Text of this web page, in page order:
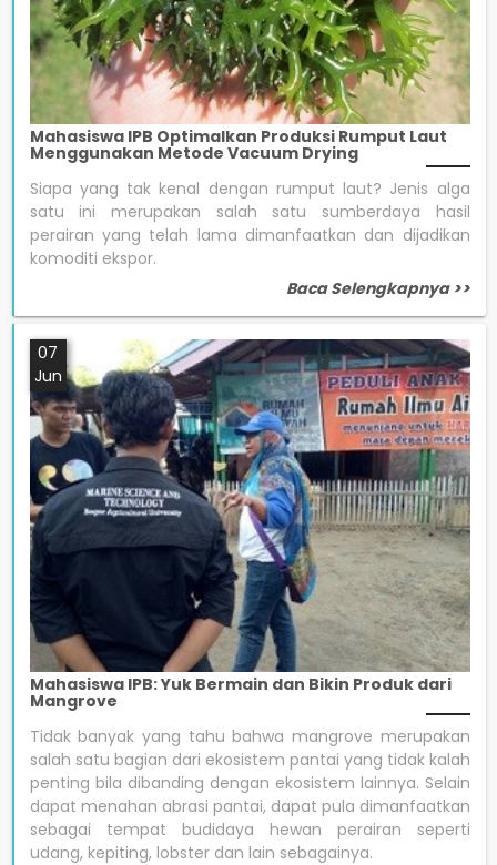
Mahasiswa IPB Optimalkan Produksi Rumput Laut
Menggunakan Metode Vacuum Drying
Siapa yang tak kenal dengan rumput laut? Jenis alga
satu ini merupakan salah satu sumberdaya hasil
perairan yang telah lama dimanfaatkan dan dijadikan
komoditi ekspor.
Baca Selengkapnya >>
07
Jun
Mahasiswa IPB: Yuk Bermain dan Bikin Produk dari
Mangrove
Tidak banyak yang tahu bahwa mangrove merupakan
salah satu bagian dari ekosistem pantai yang tidak kalah
penting bila dibanding dengan ekosistem lainnya. Selain
dapat menahan abrasi pantai, dapat pula dimanfaatkan
sebagai tempat budidaya hewan perairan seperti
udang, kepiting, lobster dan lain sebagainya.